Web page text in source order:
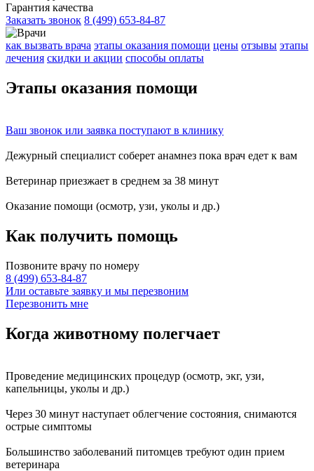
Гарантия качества
Заказать звонок 8 (499) 653-84-87
как вызвать врача этапы оказания помощи цены отзывы этапы
лечения скидки и акции способы оплаты
Этапы оказания помощи
Ваш звонок или заявка поступают в клинику
Дежурный специалист соберет анамнез пока врач едет к вам
Ветеринар приезжает в среднем за 38 минут
Оказание помощи (осмотр, узи, уколы и др.)
Как получить помощь
Позвоните врачу по номеру
8 (499) 653-84-87
Или оставьте заявку и мы перезвоним
Перезвонить мне
Когда животному полегчает
Проведение медицинских процедур (осмотр, экг, узи,
капельницы, уколы и др.)
Через 30 минут наступает облегчение состояния, снимаются
острые симптомы
Большинство заболеваний питомцев требуют один прием
ветеринара